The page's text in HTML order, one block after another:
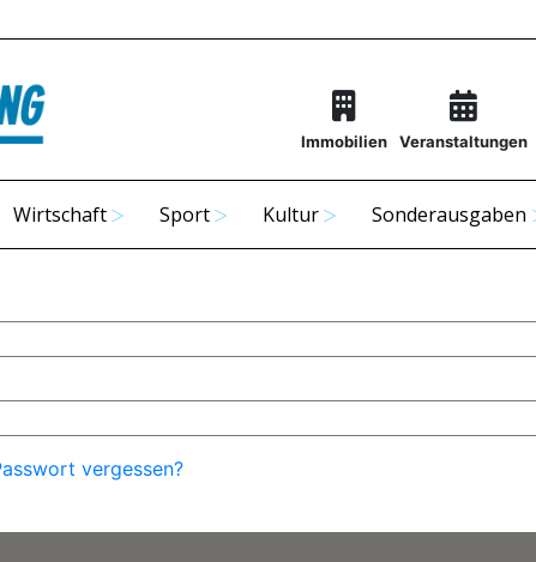
Immobilien Veranstaltungen
Wirtschaft Sport Kultur Sonderausgaben
vergessen?